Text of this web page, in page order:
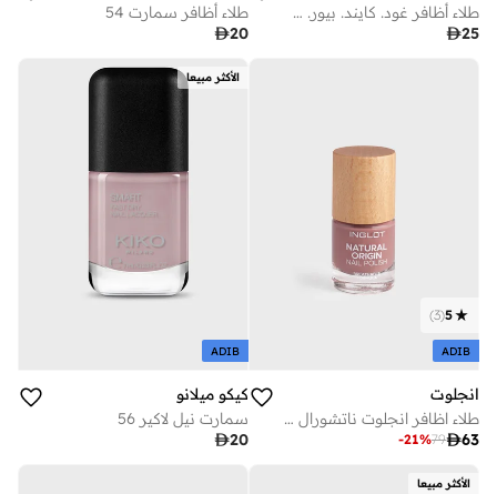
طلاء أظافر غود. كايند. بيور. سالي هانسن 10 مل - سوذنغ سلايت
25
طلاء أظافر سمارت 54
20
5
(
3
)
ADIB
انجلوت
طلاء اظافر انجلوت ناتشورال اوريجين - برايدال روز 014
63
79
-21%
الأكثر مبيعا
ADIB
كيكو ميلانو
سمارت نيل لاكير 56
20
الأكثر مبيعا